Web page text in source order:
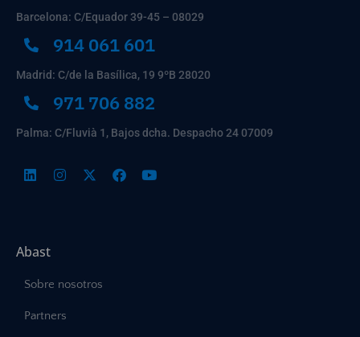
Barcelona: C/Equador 39-45 – 08029
914 061 601
Madrid: C/de la Basílica, 19 9ºB 28020
971 706 882
Palma: C/Fluvià 1, Bajos dcha. Despacho 24 07009
Abast
Sobre nosotros
Partners